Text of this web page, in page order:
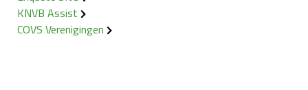
KNVB Assist
COVS Verenigingen